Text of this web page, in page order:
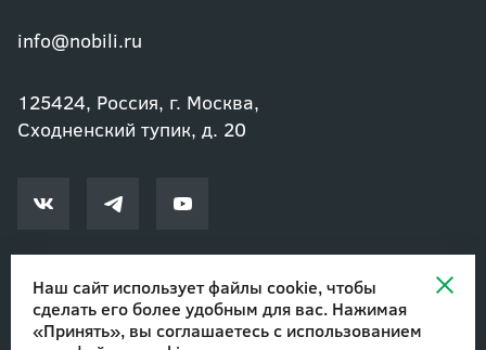
Наш сайт использует файлы cookie, чтобы
сделать его более удобным для вас. Нажимая
«Принять», вы соглашаетесь с использованием
info@nobili.ru
125424, Россия, г. Москва,
Сходненский тупик, д. 20
© 2002-2026 Озеленение и благоустройство. ООО "Нобили"
Авторские права